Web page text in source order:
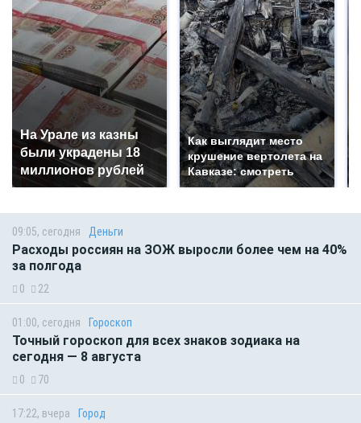
На Урале из казны
были украдены 18
миллионов рублей
Как выглядит место
крушение вертолета на
Кавказе: смотреть
09:05, сегодня Деньги
Расходы россиян на ЗОЖ выросли более чем на 40%
за полгода
0 22
01:00, сегодня Гороскоп
Точный гороскоп для всех знаков зодиака на
сегодня — 8 августа
0 70
17:22, вчера Город